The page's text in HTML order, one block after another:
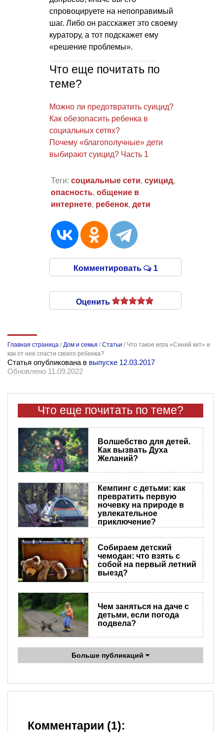
спровоцируете на непоправимый
шаг. Либо он расскажет это своему
куратору, а тот подскажет ему
«решение проблемы».
Что еще почитать по
теме?
Можно ли предотвратить суицид?
Как обезопасить ребенка в
социальных сетях?
Почему «благополучные» дети
выбирают суицид? Часть 1
Теги: социальные сети, суицид,
опасность, общение в
интернете, ребенок, дети
Комментировать 1
Оценить
Главная страница /Дом и семья /Статьи / Что такое игра «Синий кит» и
как от нее спасти своего ребенка?
Статья опубликована в выпуске 12.03.2017
Обновлено 11.09.2022
Что еще почитать по теме?
Волшебство для детей.
Как вызвать Духа
Желаний?
Кемпинг с детьми: как
превратить первую
ночевку на природе в
увлекательное
приключение?
Собираем детский
чемодан: что взять с
собой на первый летний
выезд?
Чем заняться на даче с
детьми, если погода
подвела?
Больше публикаций
Комментарии (1):